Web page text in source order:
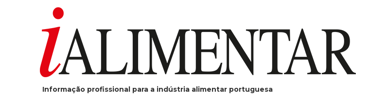
Informação profissional para a indústria alimentar portuguesa